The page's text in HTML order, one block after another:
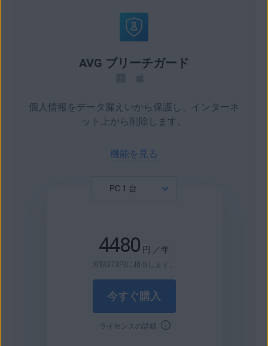
AVG ブリーチガード
個人情報をデータ漏えいから保護し、インターネ
ット上から削除します。
機能を見る
4480 円 ／年
月額373 円 に相当します。
今すぐ購入
ライセンスの詳細